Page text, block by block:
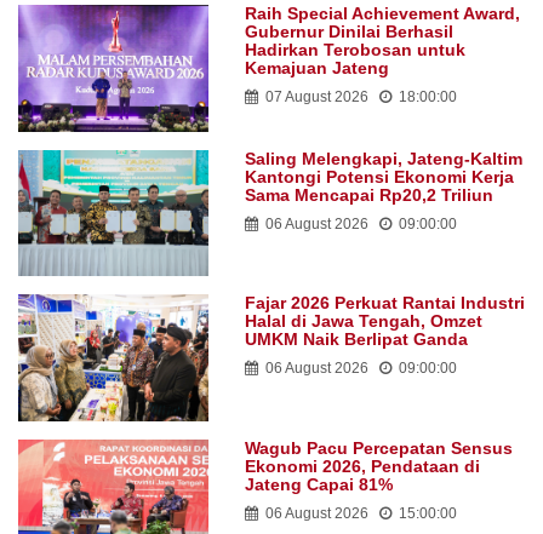
Raih Special Achievement Award,
Gubernur Dinilai Berhasil
Hadirkan Terobosan untuk
Kemajuan Jateng
07 August 2026 18:00:00
Saling Melengkapi, Jateng-Kaltim
Kantongi Potensi Ekonomi Kerja
Sama Mencapai Rp20,2 Triliun
06 August 2026 09:00:00
Fajar 2026 Perkuat Rantai Industri
Halal di Jawa Tengah, Omzet
UMKM Naik Berlipat Ganda
06 August 2026 09:00:00
Wagub Pacu Percepatan Sensus
Ekonomi 2026, Pendataan di
Jateng Capai 81%
06 August 2026 15:00:00